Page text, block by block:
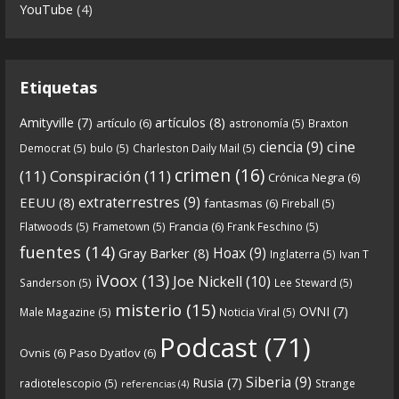
Continuamos el especial Qanon con esta segunda
6 0 View on facebook
Crónicas de Nantucket
Descargar
https://www.ivoox.com/cdn-6x05-8211-qanon-
parte-1-origenes-audios-mp3_rf_67157433_1.html
Tras una exhaustiva investigación en los orígenes
y desarrollo de Qanon, la madre de todas las
more
YouTube (4)
Etiquetas
Amityville (7) artículo (6) artículos (8) astronomía (5) Braxton
Democrat (5) bulo (5) Charleston Daily Mail (5) ciencia (9) cine
(11) Conspiración (11) crimen (16) Crónica Negra (6)
EEUU (8) extraterrestres (9) fantasmas (6) Fireball (5)
Flatwoods (5) Frametown (5) Francia (6) Frank Feschino (5)
fuentes (14) Gray Barker (8) Hoax(9) Inglaterra (5) Ivan T
Sanderson (5) iVoox (13) Joe Nickell (10) Lee Steward (5)
Male Magazine (5) misterio (15) Noticia Viral (5) OVNI (7)
Ovnis (6) Paso Dyatlov (6) Podcast (71)
radiotelescopio (5) referencias (4) Rusia (7) Siberia (9) Strange